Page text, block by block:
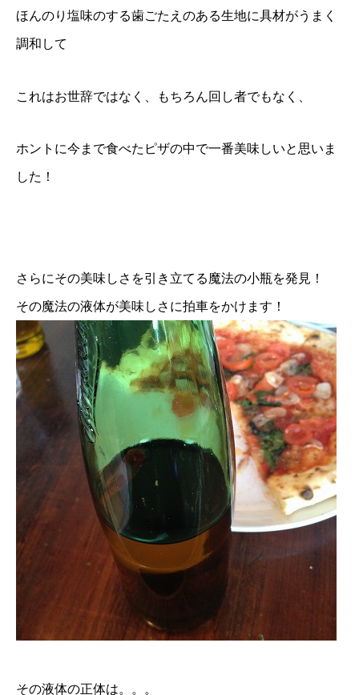
ほんのり塩味のする歯ごたえのある生地に具材がうまく
調和して
これはお世辞ではなく、もちろん回し者でもなく、
ホントに今まで食べたピザの中で一番美味しいと思いま
した！
さらにその美味しさを引き立てる魔法の小瓶を発見！
その魔法の液体が美味しさに拍車をかけます！
その液体の正体は。。。